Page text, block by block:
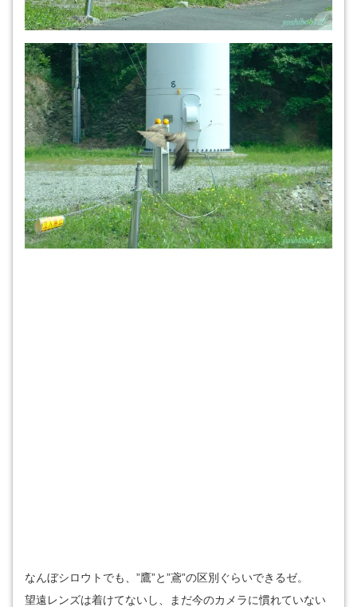
なんぼシロウトでも、”鷹”と”鳶”の区別ぐらいできるゼ。
望遠レンズは着けてないし、まだ今のカメラに慣れていない